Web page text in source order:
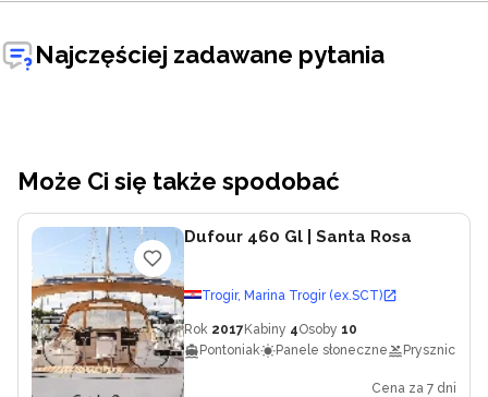
Najczęściej zadawane pytania
Może Ci się także spodobać
Dufour 460 Gl | Santa Rosa
Trogir, Marina Trogir (ex.SCT)
Rok 2017Kabiny 4Osoby 10
Pontoniak
Panele słoneczne Prysznic
Cena za 7 dni